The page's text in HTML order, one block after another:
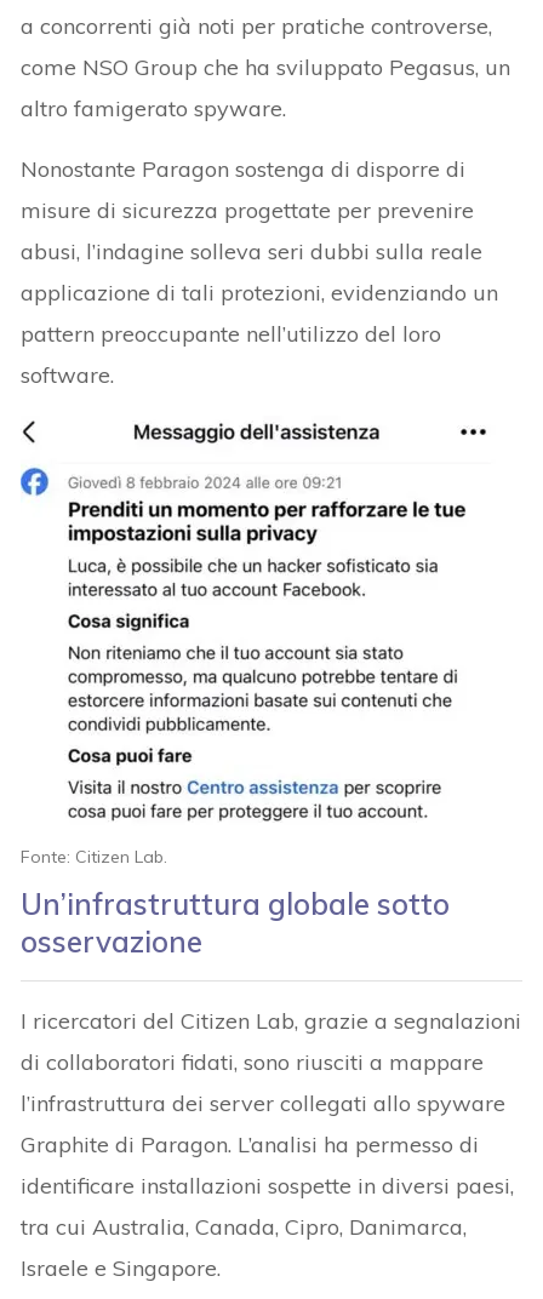
a concorrenti già noti per pratiche controverse,
come NSO Group che ha sviluppato Pegasus, un
altro famigerato spyware.
Nonostante Paragon sostenga di disporre di
misure di sicurezza progettate per prevenire
abusi, l’indagine solleva seri dubbi sulla reale
applicazione di tali protezioni, evidenziando un
pattern preoccupante nell’utilizzo del loro
software.
Fonte: Citizen Lab.
Un’infrastruttura globale sotto
osservazione
I ricercatori del Citizen Lab, grazie a segnalazioni
di collaboratori fidati, sono riusciti a mappare
l’infrastruttura dei server collegati allo spyware
Graphite di Paragon. L’analisi ha permesso di
identificare installazioni sospette in diversi paesi,
tra cui Australia, Canada, Cipro, Danimarca,
Israele e Singapore.